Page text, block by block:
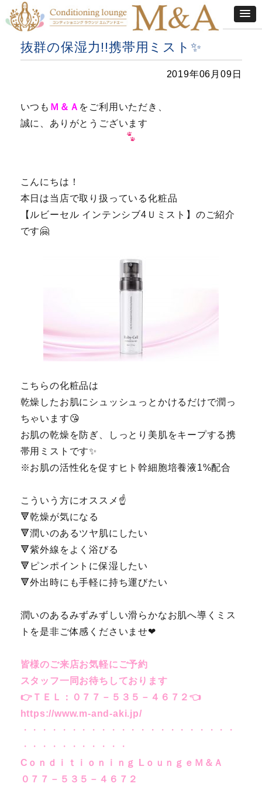
抜群の保湿力!!携帯用ミスト✨
2019年06月09日
いつも Ｍ＆Ａ を ご利用いただき、
誠に、ありがとうございます
こんにちは！
本日は当店で取り扱っている化粧品
【ルビーセル インテンシブ4Ｕミスト】のご紹介
です🤗
こちらの化粧品は
乾燥したお肌にシュッシュっとかけるだけで潤っ
ちゃいます😘
お肌の乾燥を防ぎ、しっとり美肌をキープする携
帯用ミストです✨
※お肌の活性化を促すヒト幹細胞培養液1%配合
こういう方にオススメ☝️
🔻乾燥が気になる
🔻潤いのあるツヤ肌にしたい
🔻紫外線をよく浴びる
🔻ピンポイントに保湿したい
🔻外出時にも手軽に持ち運びたい
潤いのあるみずみずしい滑らかなお肌へ導くミス
トを是非ご体感くださいませ❤
皆様のご来店お気軽にご予約
スタッフ一同お待ちしております
👉 ＴＥＬ：０７７－５３５－４６７２👈
https://www.m-and-aki.jp/
・・・・・・・・・・・・・・・・・・・・・・
・・・・・・・・・・・
C ｏｎｄｉｔｉｏｎｉｎｇ LｏｕｎｇｅＭ＆Ａ
０７７－５３５－４６７２